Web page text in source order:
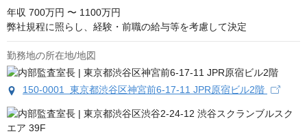
年収 700万円 〜 1100万円
弊社規程に照らし、経験・前職の給与等を考慮して決定
勤務地の所在地/地図
150-0001 東京都渋谷区神宮前6-17-11 JPR原宿ビル2階